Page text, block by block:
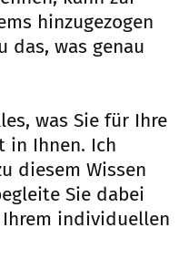
hinzugezogen
das, was genau
was Sie für Ihre
in Ihnen. Ich
diesem Wissen
Sie dabei
individuellen